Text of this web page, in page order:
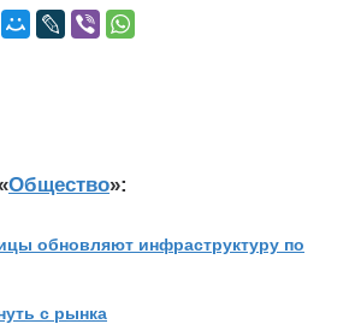
Общество»:
обновляют инфраструктуру по
с рынка